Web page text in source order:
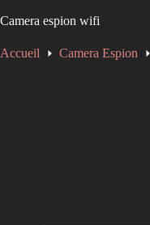
Camera espion wifi
Accueil Camera Espion